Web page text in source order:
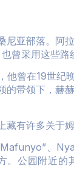
亚部落。
曾采用这些
曾在19世
带领下，
有许多关于姆
、
公园附近